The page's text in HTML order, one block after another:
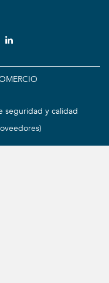
seguridad y calidad